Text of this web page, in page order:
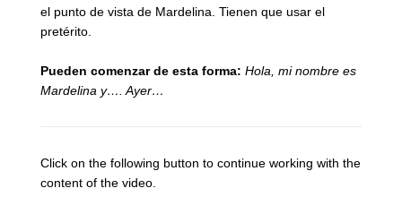
el punto de vista de Mardelina. Tienen que usar el
pretérito.
Pueden comenzar de esta forma: Hola, mi nombre es
Mardelina y…. Ayer…
Click on the following button to continue working with the
content of the video.